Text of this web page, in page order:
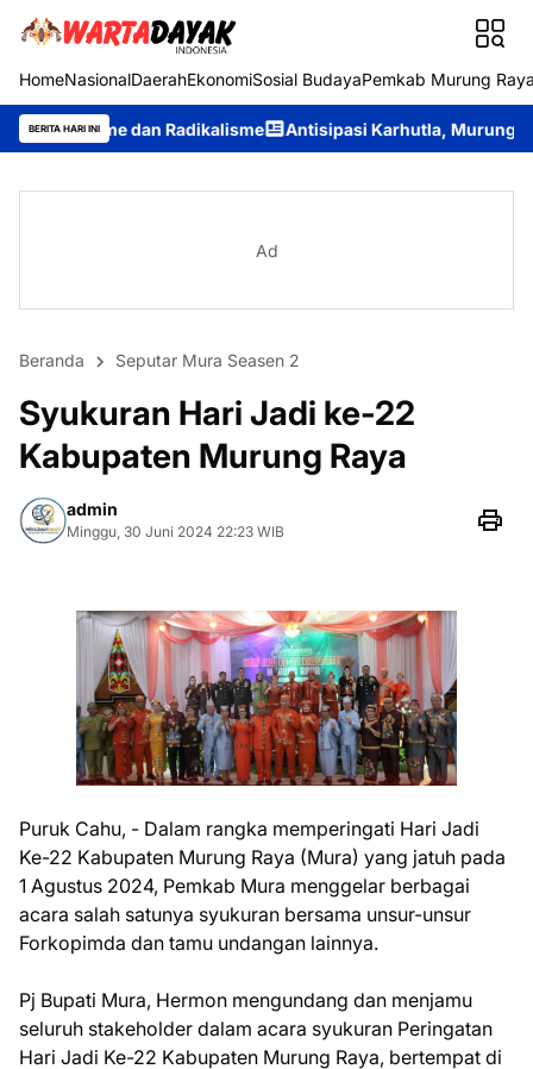
HomeNasionalDaerahEkonomiSosial BudayaPemkab Murung
BERITA HARI INI
Radikalisme Antisipasi Karhutla, Murung Raya Resmi
Ad
Beranda Seputar Mura Seasen 2
Syukuran Hari Jadi ke-22
Kabupaten Murung Raya
admin
Minggu, 30 Juni 2024 22:23 WIB
Puruk Cahu, - Dalam rangka memperingati Hari Jadi
Ke-22 Kabupaten Murung Raya (Mura) yang jatuh pada
1 Agustus 2024, Pemkab Mura menggelar berbagai
acara salah satunya syukuran bersama unsur-unsur
Forkopimda dan tamu undangan lainnya.
Pj Bupati Mura, Hermon mengundang dan menjamu
seluruh stakeholder dalam acara syukuran Peringatan
Hari Jadi Ke-22 Kabupaten Murung Raya, bertempat di